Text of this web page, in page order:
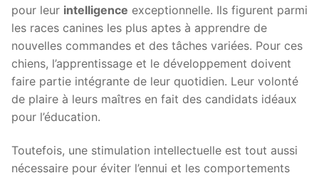
pour leur intelligence exceptionnelle. Ils figurent parmi
les races canines les plus aptes à apprendre de
nouvelles commandes et des tâches variées. Pour ces
chiens, l’apprentissage et le développement doivent
faire partie intégrante de leur quotidien. Leur volonté
de plaire à leurs maîtres en fait des candidats idéaux
pour l’éducation.
Toutefois, une stimulation intellectuelle est tout aussi
nécessaire pour éviter l’ennui et les comportements